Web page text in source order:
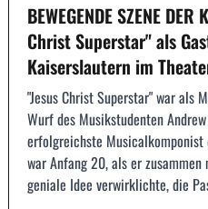
BEWEGENDE SZENE
Christ Superstar" als
Kaiserslautern im
"Jesus Christ Superstar" war als
Wurf des Musikstudenten
erfolgreichste Musicalkomponist
war Anfang 20, als er
geniale Idee verwirklichte, die